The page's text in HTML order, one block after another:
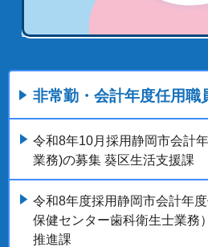
非常勤・会計年度任用職
令和8年10月採用静岡市会計
業務)の募集 葵区生活支援課
令和8年度採用静岡市会計年
保健センター歯科衛生士業務
推進課